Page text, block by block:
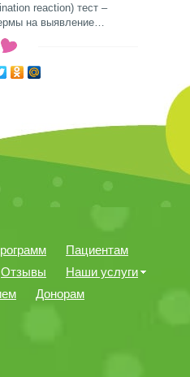
reaction) тест –
на выявление…
Пациентам
Отзывы
Наши услуги
Донорам